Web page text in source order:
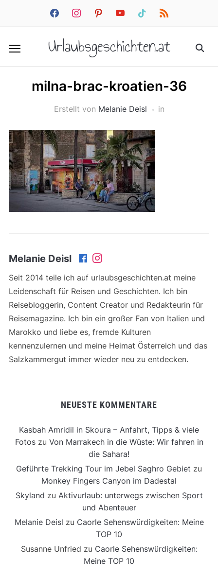
facebookinstagrampinterestyoutube tiktok rss
Urlaubsgeschichten.at
milna-brac-kroatien-36
Erstellt von Melanie Deisl in
Melanie Deisl
Seit 2014 teile ich auf urlaubsgeschichten.at meine
Leidenschaft für Reisen und Geschichten. Ich bin
Reisebloggerin, Content Creator und Redakteurin für
Reisemagazine. Ich bin ein großer Fan von Italien und
Marokko und liebe es, fremde Kulturen
kennenzulernen und meine Heimat Österreich und das
Salzkammergut immer wieder neu zu entdecken.
NEUESTE KOMMENTARE
Kasbah Amridil in Skoura – Anfahrt, Tipps & viele
Fotoszu Von Marrakech in die Wüste: Wir fahren in
die Sahara!
Geführte Trekking Tour im Jebel Saghro Gebiet zu
Monkey Fingers Canyon im Dadestal
Skyland zu Aktivurlaub: unterwegs zwischen Sport
und Abenteuer
Melanie Deisl zu Caorle Sehenswürdigkeiten: Meine
TOP 10
Susanne Unfried zu Caorle Sehenswürdigkeiten:
Meine TOP 10